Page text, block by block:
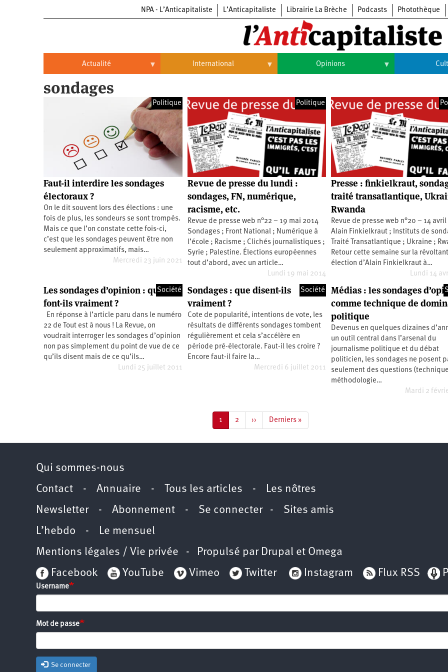
NPA - L’Anticapitaliste L’Anticapitaliste Librairie La Brèche Podcasts Photothèque
Actualité
Actualité
Entreprises
Automobile
Commerce
Hôpitaux
SNCF
Oppressions
Oppressions
Féminisme
LGBTI
Économie
Éducation
Santé
Vidéos
département
International
Brésil
Chine
États-
Unis
Continents
Afrique
Amérique
du
Amérique
latine
Europe
Moyen-
Orient
Océanie
Opinions
Histoire Arts
Cinéma
Expositions
Livres
Musique
sondages
Politique
Faut-il interdire les sondages
électoraux ?
On le dit souvent lors des élections : une
fois de plus, les sondeurs se sont trompés.
Mais ce que l’on constate cette fois-ci,
c’est que les sondages peuvent être non
seulement approximatifs, mais…
Mercredi 23 juin 2021
Politique
Revue de presse du lundi :
sondages, FN, numérique,
racisme, etc.
Revue de presse web n°22 – 19 mai 2014
Sondages ; Front National ; Numérique à
l’école ; Racisme ; Clichés journalistiques ;
Syrie ; Palestine. Élections européennes
tout d’abord, avec un article…
Lundi 19 mai 2014
Presse : finkielkraut,
traité transatlantique,
Rwanda
Revue de presse web n°20 – 14 avril
Alain Finkielkraut ; Instituts de
Traité Transatlantique ; Ukraine ;
Retour cette semaine sur la
élection d’Alain Finkielkraut à…
Lundi 14
Société
Les sondages d’opinion : que
font-ils vraiment ?
En réponse à l’article paru dans le numéro
22 de Tout est à nous ! La Revue, on
voudrait interroger les sondages d’opinion
non pas simplement du point de vue de ce
qu’ils disent mais de ce qu’ils…
Lundi 25 juillet 2011
Société
Sondages : que disent-ils
vraiment ?
Cote de popularité, intentions de vote, les
résultats de différents sondages tombent
régulièrement et cela s’accélère en
période pré-électorale. Faut-il les croire ?
Encore faut-il faire la…
Mercredi 6 juillet 2011
Médias : les sondages
comme technique de
politique
Devenus en quelques dizaines
un outil central dans l’arsenal du
journalisme politique et du débat
politicien, les sondages ne posent
seulement des questions
méthodologie…
Mardi 2
Page
courante
1 Page
2
Page
suivante
››
Dernière
page
Derniers »
Qui sommes-nous
Contact - Annuaire - Tous les articles - Les nôtres
Newsletter- Abonnement - Se connecter- Sites amis
L’hebdo - Le mensuel
Mentions légales / Vie privée - Propulsé par Drupal et Omega
Facebook
YouTube Vimeo Twitter Instagram Flux RSS
Username
Mot de passe
Se connecter